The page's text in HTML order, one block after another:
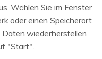
Wählen Sie im Fenster
oder einen Speicherort
Daten wiederherstellen
"Start".